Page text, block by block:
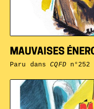
MAUVAISES
Paru dansCQFDn°252